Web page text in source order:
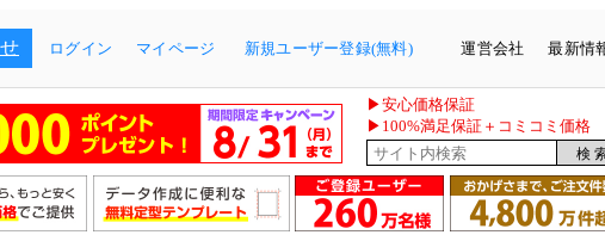
ログイン マイページ 新規ユーザー登録(無料) 運営会社 最新情
▶安心価格保証
▶100%満足保証＋コミコミ価格